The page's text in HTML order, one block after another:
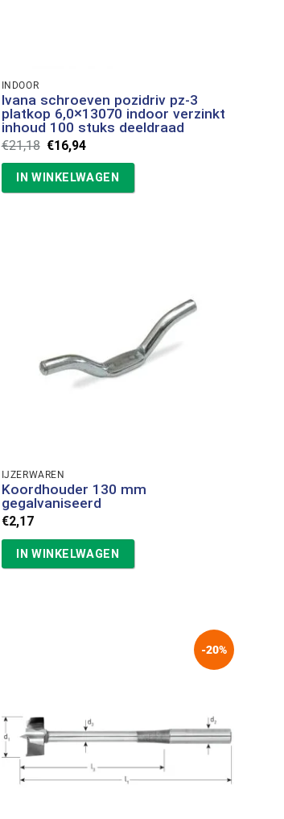
INDOOR
Ivana schroeven pozidriv pz-3
platkop 6,0×13070 indoor verzinkt
inhoud 100 stuks deeldraad
€21,18 Oorspronkelijke
prijs
€21,18.
€16,94Huidige
€16,94.
IN WINKELWAGEN
IJZERWAREN
Koordhouder 130 mm
gegalvaniseerd
€2,17
IN WINKELWAGEN
-20%